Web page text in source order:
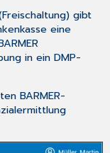
gibt
eine
in ein DMP-
BARMER-